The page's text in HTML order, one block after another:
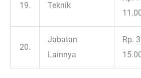
19. Teknik
20.
Jabatan
Lainnya
Rp.